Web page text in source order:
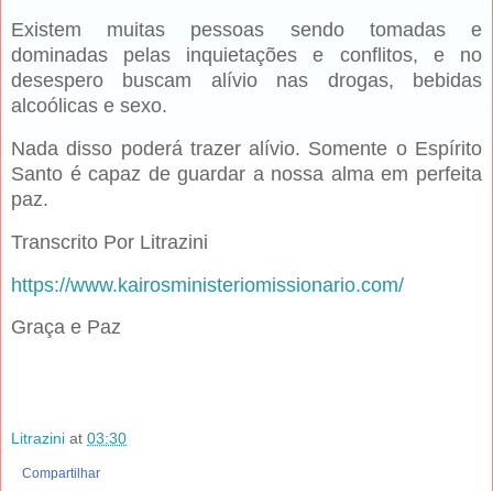
Existem muitas pessoas sendo tomadas e
dominadas pelas inquietações e conflitos, e no
desespero buscam alívio nas drogas, bebidas
alcoólicas e sexo.
Nada disso poderá trazer alívio. Somente o Espírito
Santo é capaz de guardar a nossa alma em perfeita
paz.
Transcrito Por Litrazini
https://www.kairosministeriomissionario.com/
Graça e Paz
Litrazini at 03:30
Compartilhar